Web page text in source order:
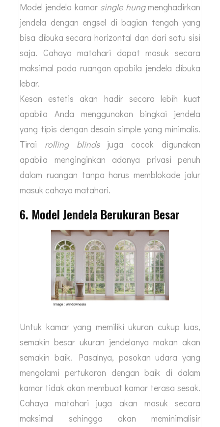
Model jendela kamar single hungmenghadirkan
jendela dengan engsel di bagian tengah yang
bisa dibuka secara horizontal dan dari satu sisi
saja. Cahaya matahari dapat masuk secara
maksimal pada ruangan apabila jendela dibuka
lebar.
Kesan estetis akan hadir secara lebih kuat
apabila Anda menggunakan bingkai jendela
yang tipis dengan desain simple yang minimalis.
Tirai rolling blindsjuga cocok digunakan
apabila menginginkan adanya privasi penuh
dalam ruangan tanpa harus memblokade jalur
masuk cahaya matahari.
6. Model Jendela Berukuran Besar
Untuk kamar yang memiliki ukuran cukup luas,
semakin besar ukuran jendelanya makan akan
semakin baik. Pasalnya, pasokan udara yang
mengalami pertukaran dengan baik di dalam
kamar tidak akan membuat kamar terasa sesak.
Cahaya matahari juga akan masuk secara
maksimal sehingga akan meminimalisir